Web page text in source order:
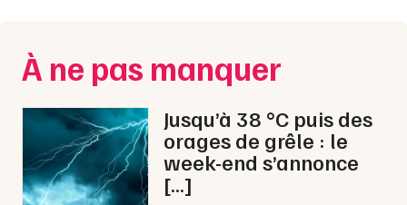
Spectacles
Concerts
Sports
Soirées
Nantes
Nice
Paris
Strasbourg
À ne pas manquer
Jusqu’à 38 °C puis des
orages de grêle : le
week-end s’annonce
[…]